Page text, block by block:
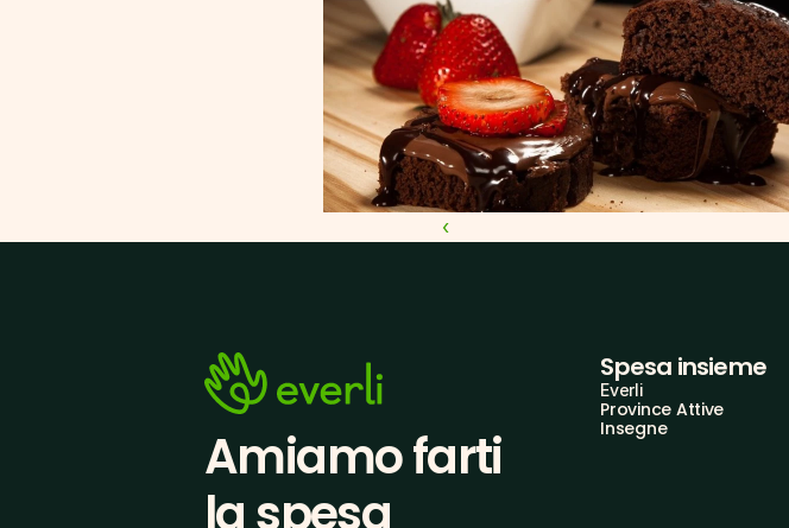
‹
Amiamo farti
la spesa
Spesa insieme
Everli
Province Attive
Insegne